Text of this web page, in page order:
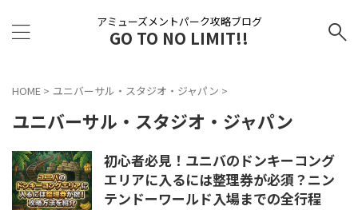
アミューズメントパーク攻略ブログ
GO TO NO LIMIT!!
HOME > ユニバーサル・スタジオ・ジャパン >
ユニバーサル・スタジオ・ジャパン
初心者必見！ユニバのドンキーコング
エリアに入るには整理券が必須？ニン
テンドーワールド入場までの全行程